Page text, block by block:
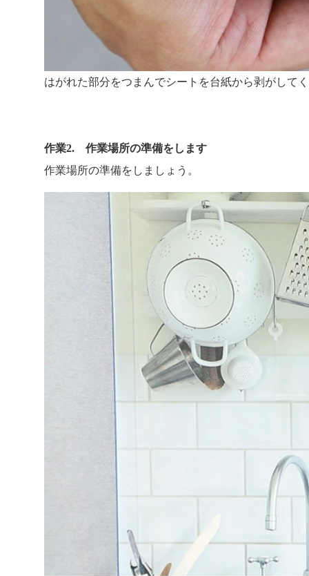
はがれた部分をつまんでシートを台紙から剥がして
作業2. 作業場所の準備をします
作業場所の準備をしましょう。